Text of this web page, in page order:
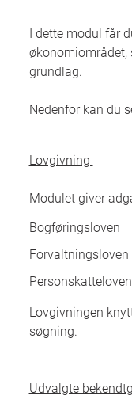
I dette modul får
økonomiområdet,
grundlag.
Nedenfor kan du
Lovgivning
Modulet giver
Bogføringsloven
Forvaltningsloven
Personskatteloven
Lovgivningen
søgning.
Udvalgte